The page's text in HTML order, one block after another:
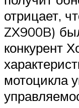
отрицает,
ZX900B)
конкурент
мотоцикла